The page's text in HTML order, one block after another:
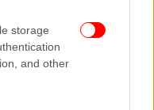
storage
and other